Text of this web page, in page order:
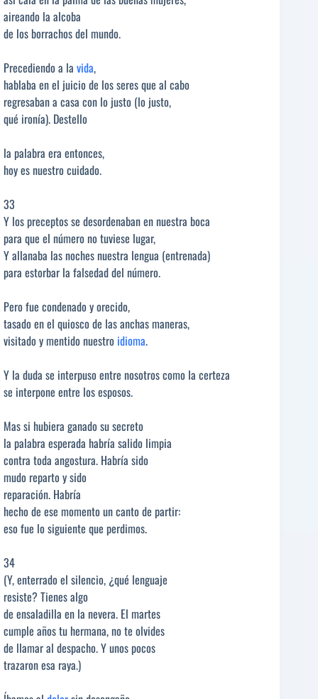
aireando la alcoba
de los borrachos del mundo.
Precediendo a la vida,
hablaba en el juicio de los seres que al cabo
regresaban a casa con lo justo (lo justo,
qué ironía). Destello
la palabra era entonces,
hoy es nuestro cuidado.
33
Y los preceptos se desordenaban en nuestra boca
para que el número no tuviese lugar,
Y allanaba las noches nuestra lengua (entrenada)
para estorbar la falsedad del número.
Pero fue condenado y orecido,
tasado en el quiosco de las anchas maneras,
visitado y mentido nuestro idioma.
Y la duda se interpuso entre nosotros como la certeza
se interpone entre los esposos.
Mas si hubiera ganado su secreto
la palabra esperada habría salido limpia
contra toda angostura. Habría sido
mudo reparto y sido
reparación. Habría
hecho de ese momento un canto de partir:
eso fue lo siguiente que perdimos.
34
(Y, enterrado el silencio, ¿qué lenguaje
resiste? Tienes algo
de ensaladilla en la nevera. El martes
cumple años tu hermana, no te olvides
de llamar al despacho. Y unos pocos
trazaron esa raya.)